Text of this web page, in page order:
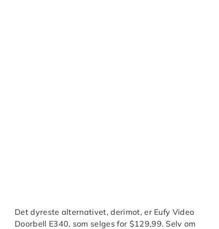
Det dyreste alternativet, derimot, er Eufy Video
Doorbell E340, som selges for $129,99. Selv om